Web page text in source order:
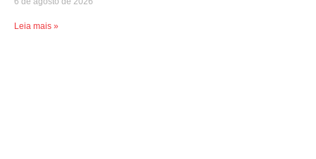
Leia mais »